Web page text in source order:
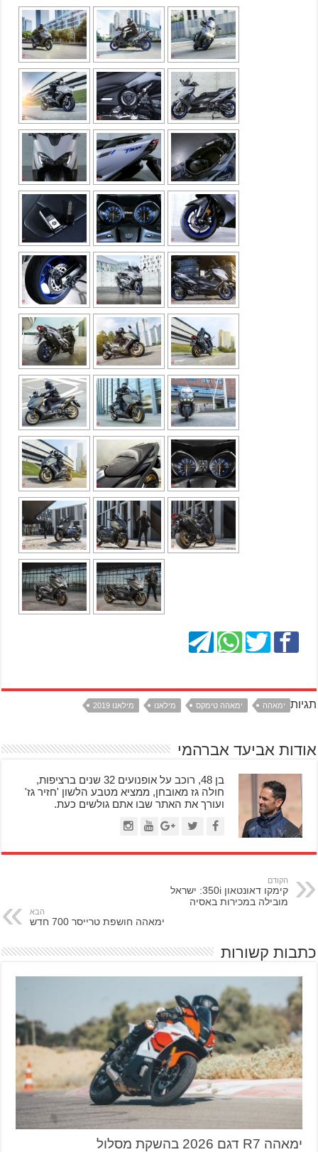
תגיות ימאהה ימאהה טימקס מילאנו מילאנו 2019
אודות אביעד אברהמי
בן 48, רוכב על אופנועים 32 שנים ברציפות,
חולה גז מאובחן, ממציא מטבע הלשון 'חזיר גז'
ועורך את האתר שבו אתם גולשים כעת.
הקודם
קימקו דאונטאון 350i: ישראל
מובילה במכירות באסיה
הבא
ימאהה חושפת טרייסר 700 חדש
כתבות קשורות
ימאהה R7 דגם 2026 בהשקת מסלול